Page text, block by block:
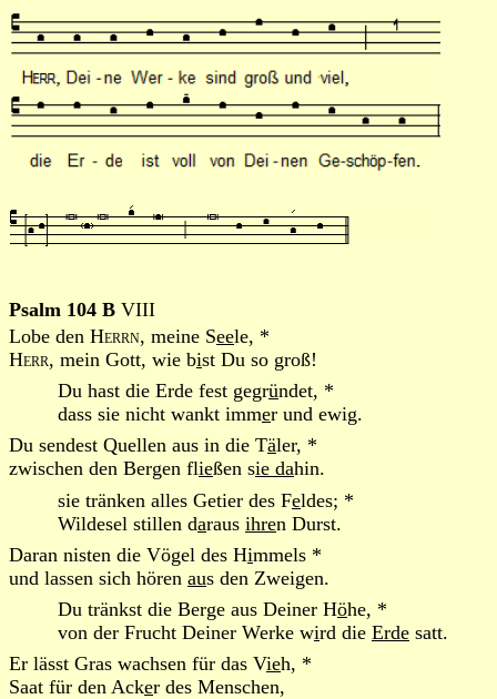
Psalm 104 B VIII
Lobe den Herrn, meine Seele, *
Herr, mein Gott, wie bist Du so groß!
Du hast die Erde fest gegründet, *
dass sie nicht wankt immer und ewig.
Du sendest Quellen aus in die Täler, *
zwischen den Bergen fließen sie dahin.
sie tränken alles Getier des Feldes; *
Wildesel stillen daraus ihren Durst.
Daran nisten die Vögel des Himmels *
und lassen sich hören aus den Zweigen.
Du tränkst die Berge aus Deiner Höhe, *
von der Frucht Deiner Werke wird die Erde satt.
Er lässt Gras wachsen für das Vieh, *
Saat für den Acker des Menschen,